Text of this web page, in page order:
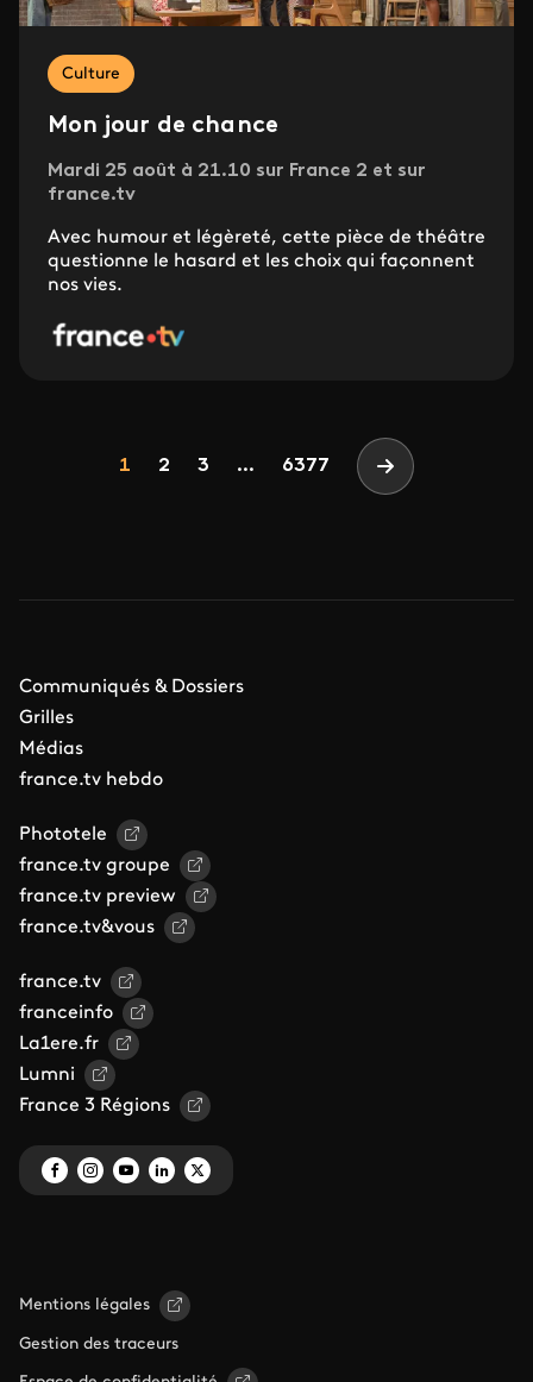
Culture
Mon jour de chance
Mardi 25 août à 21.10 sur France 2 et sur
france.tv
Avec humour et légèreté, cette pièce de théâtre
questionne le hasard et les choix qui façonnent
nos vies.
Page
1 Page
2 Page
3 ... 6377 Page suivante
Communiqués & Dossiers
Grilles
Médias
france.tv hebdo
Phototele
france.tv groupe
france.tv preview
france.tv&vous
france.tv
franceinfo
La1ere.fr
Lumni
France 3 Régions
Mentions légales
Gestion des traceurs